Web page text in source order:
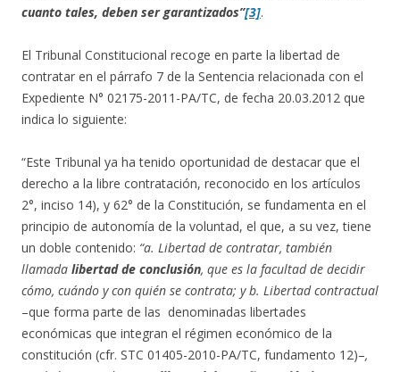
cuanto tales, deben ser garantizados”[3].
El Tribunal Constitucional recoge en parte la libertad de
contratar en el párrafo 7 de la Sentencia relacionada con el
Expediente N° 02175-2011-PA/TC, de fecha 20.03.2012 que
indica lo siguiente:
“Este Tribunal ya ha tenido oportunidad de destacar que el
derecho a la libre contratación, reconocido en los artículos
2°, inciso 14), y 62° de la Constitución, se fundamenta en el
principio de autonomía de la voluntad, el que, a su vez, tiene
un doble contenido: “a. Libertad de contratar, también
llamada libertad de conclusión, que es la facultad de decidir
cómo, cuándo y con quién se contrata; y b. Libertad contractual
–que forma parte de las denominadas libertades
económicas que integran el régimen económico de la
constitución (cfr. STC 01405-2010-PA/TC, fundamento 12)–,